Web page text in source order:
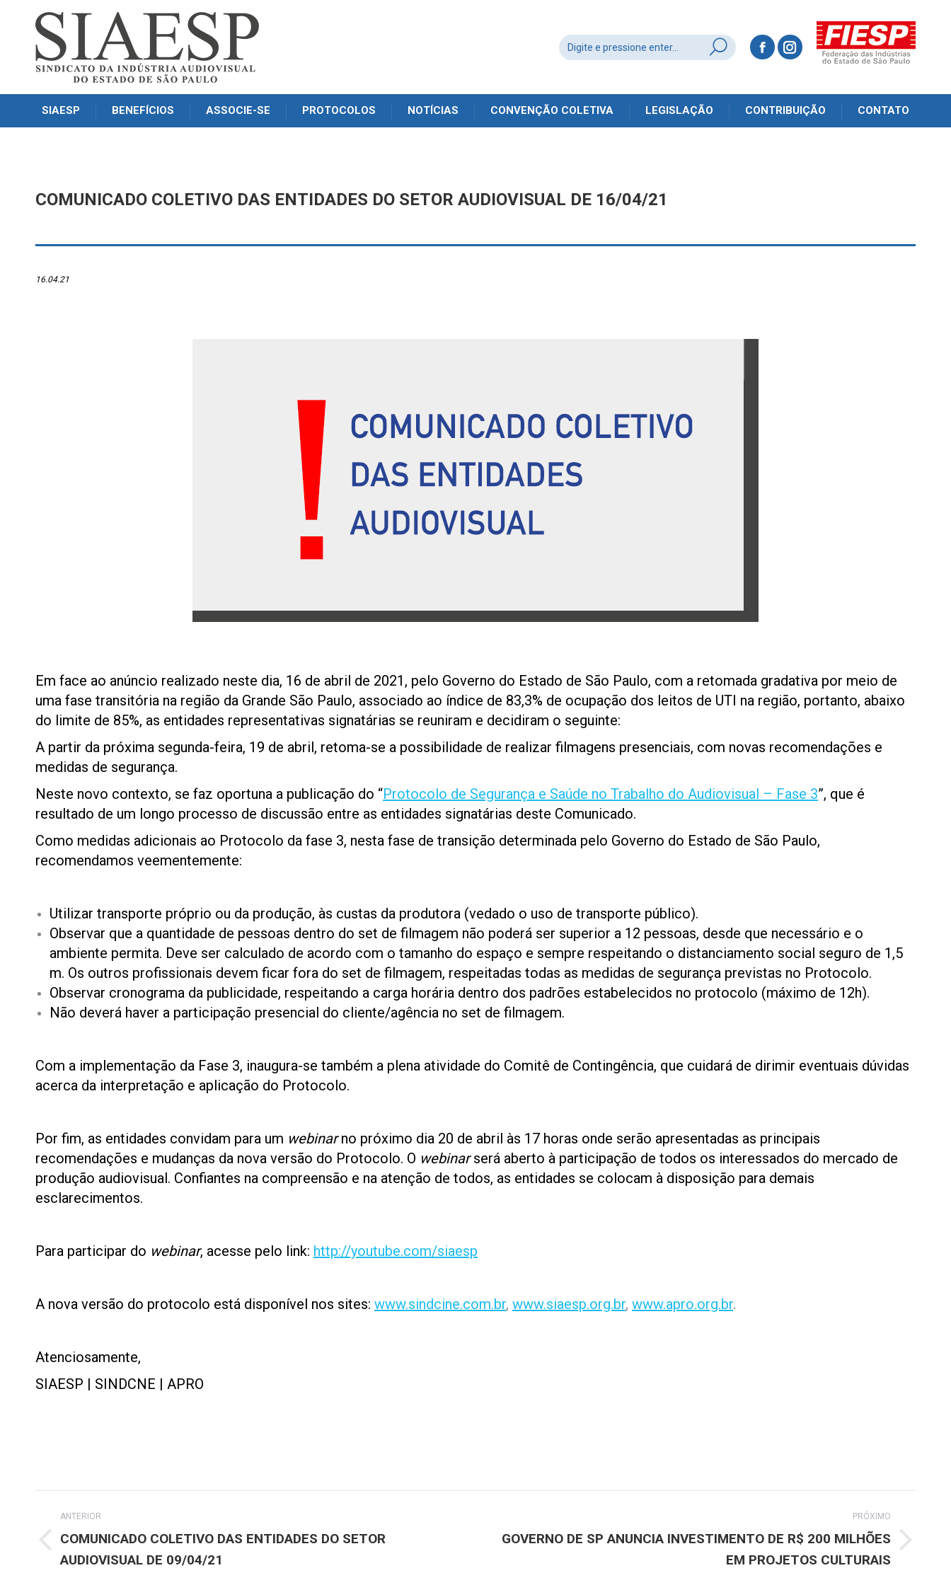
SIAESP BENEFÍCIOS ASSOCIE-SE PROTOCOLOS NOTÍCIAS CONVENÇÃO COLETIVA LEGISLAÇÃO CONTRIBUIÇÃO CONTATO
COMUNICADO COLETIVO DAS ENTIDADES DO SETOR AUDIOVISUAL DE 16/04/21
16.04.21
Em face ao anúncio realizado neste dia, 16 de abril de 2021, pelo Governo do Estado de São Paulo, com a retomada gradativa por meio de
uma fase transitória na região da Grande São Paulo, associado ao índice de 83,3% de ocupação dos leitos de UTI na região, portanto, abaixo
do limite de 85%, as entidades representativas signatárias se reuniram e decidiram o seguinte:
A partir da próxima segunda-feira, 19 de abril, retoma-se a possibilidade de realizar filmagens presenciais, com novas recomendações e
medidas de segurança.
Neste novo contexto, se faz oportuna a publicação do “Protocolo de Segurança e Saúde no Trabalho do Audiovisual – Fase 3”, que é
resultado de um longo processo de discussão entre as entidades signatárias deste Comunicado.
Como medidas adicionais ao Protocolo da fase 3, nesta fase de transição determinada pelo Governo do Estado de São Paulo,
recomendamos veementemente:
Utilizar transporte próprio ou da produção, às custas da produtora (vedado o uso de transporte público).
Observar que a quantidade de pessoas dentro do set de filmagem não poderá ser superior a 12 pessoas, desde que necessário e o
ambiente permita. Deve ser calculado de acordo com o tamanho do espaço e sempre respeitando o distanciamento social seguro de 1,5
m. Os outros profissionais devem ficar fora do set de filmagem, respeitadas todas as medidas de segurança previstas no Protocolo.
Observar cronograma da publicidade, respeitando a carga horária dentro dos padrões estabelecidos no protocolo (máximo de 12h).
Não deverá haver a participação presencial do cliente/agência no set de filmagem.
Com a implementação da Fase 3, inaugura-se também a plena atividade do Comitê de Contingência, que cuidará de dirimir eventuais dúvidas
acerca da interpretação e aplicação do Protocolo.
Por fim, as entidades convidam para um webinarno próximo dia 20 de abril às 17 horas onde serão apresentadas as principais
recomendações e mudanças da nova versão do Protocolo. O webinarserá aberto à participação de todos os interessados do mercado de
produção audiovisual. Confiantes na compreensão e na atenção de todos, as entidades se colocam à disposição para demais
esclarecimentos.
Para participar do webinar, acesse pelo link: http://youtube.com/siaesp
A nova versão do protocolo está disponível nos sites: www.sindcine.com.br, www.siaesp.org.br, www.apro.org.br.
Atenciosamente,
SIAESP | SINDCNE | APRO
de
post:
ANTERIOR
anterior:
COMUNICADO COLETIVO DAS ENTIDADES DO SETOR
AUDIOVISUAL DE 09/04/21
PRÓXIMO
GOVERNO DE SP ANUNCIA INVESTIMENTO DE R$ 200 MILHÕES
EM PROJETOS CULTURAIS